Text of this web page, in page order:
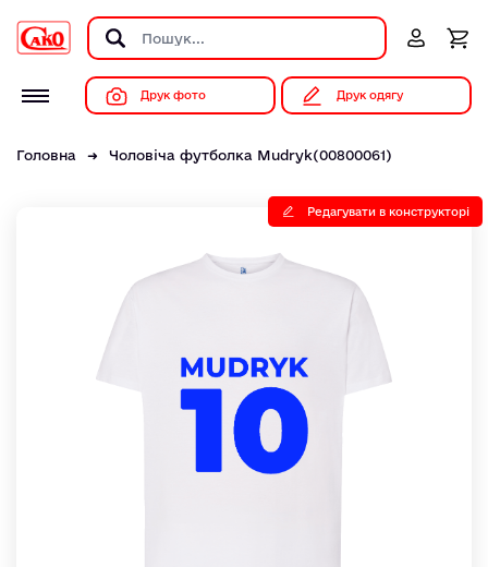
Друк фото Друк одягу
Головна Чоловіча футболка Mudryk(00800061)
Редагувати в конструкторі